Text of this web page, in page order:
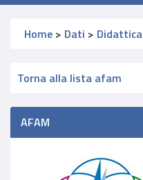
Home > Dati > Didattica
Torna alla lista afam
AFAM